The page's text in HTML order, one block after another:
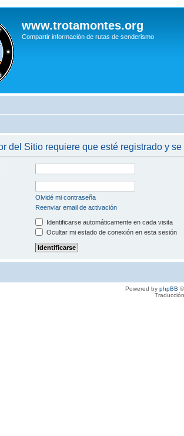
www.trotamontes.org
Compartir información de rutas de senderismo
del Sitio requiere que esté registrado y
Olvidé mi contraseña
Reenviar email de activación
Identificarse automáticamente en cada visita
Ocultar mi estado de conexión en esta sesión
Powered by phpBB